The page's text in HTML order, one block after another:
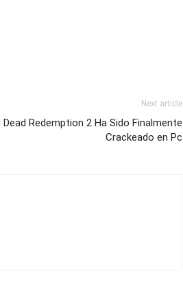
Next article
Dead Redemption 2 Ha Sido Finalmente
Crackeado en Pc